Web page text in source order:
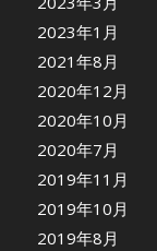
2023年1月
2021年8月
2020年12月
2020年10月
2020年7月
2019年11月
2019年10月
2019年8月